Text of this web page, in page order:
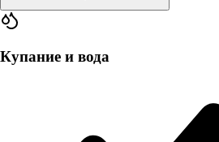
Купание и вода